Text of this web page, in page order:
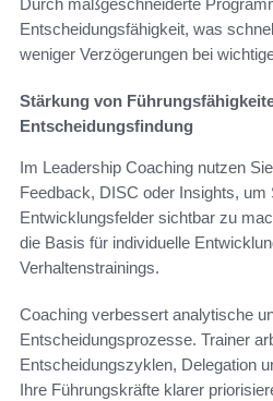
Entscheidungsfähigkeit, was
weniger Verzögerungen bei
Stärkung von
Entscheidungsfindung
Im Leadership Coaching nutzen
Feedback, DISC oder Insights, um
Entwicklungsfelder sichtbar zu
die Basis für individuelle
Verhaltenstrainings.
Coaching verbessert analytische
Entscheidungsprozesse. Trainer
Entscheidungszyklen, Delegation
Ihre Führungskräfte klarer